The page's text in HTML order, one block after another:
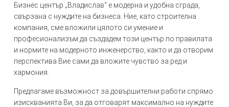
Бизнес център „Владислав“ е модерна и удобна сграда,
свързана с нуждите на бизнеса. Ние, като строителна
компания, сме вложили цялото си умение и
професионализъм да създадем този център по правилата
и нормите на модерното инженерство, както и да отворим
перспектива Вие сами да вложите чувство за ред и
хармония.
Предлагаме възможност за довършителни работи спрямо
изискванията Ви, за да отговарят максимално на нуждите